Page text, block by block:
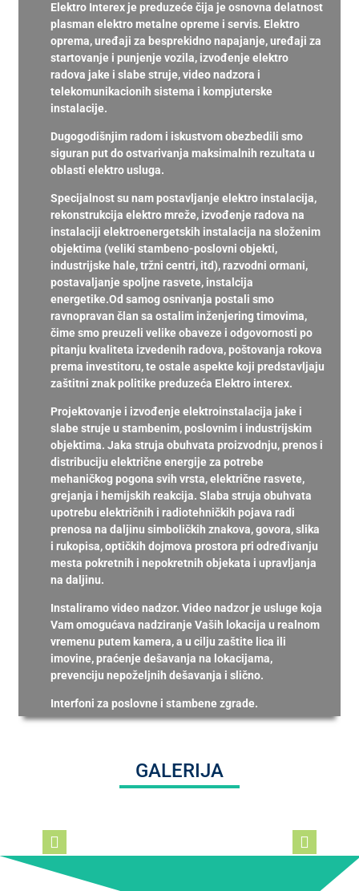
Elektro Interex je preduzeće čija je osnovna delatnost
plasman elektro metalne opreme i servis. Elektro
oprema, uređaji za besprekidno napajanje, uređaji za
startovanje i punjenje vozila, izvođenje elektro
radova jake i slabe struje, video nadzora i
telekomunikacionih sistema i kompjuterske
instalacije.
Dugogodišnjim radom i iskustvom obezbedili smo
siguran put do ostvarivanja maksimalnih rezultata u
oblasti elektro usluga.
Specijalnost su nam postavljanje elektro instalacija,
rekonstrukcija elektro mreže, izvođenje radova na
instalaciji elektroenergetskih instalacija na složenim
objektima (veliki stambeno-poslovni objekti,
industrijske hale, tržni centri, itd), razvodni ormani,
postavaljanje spoljne rasvete, instalcija
energetike.Od samog osnivanja postali smo
ravnopravan član sa ostalim inženjering timovima,
čime smo preuzeli velike obaveze i odgovornosti po
pitanju kvaliteta izvedenih radova, poštovanja rokova
prema investitoru, te ostale aspekte koji predstavljaju
zaštitni znak politike preduzeća Elektro interex.
Projektovanje i izvođenje elektroinstalacija jake i
slabe struje u stambenim, poslovnim i industrijskim
objektima. Jaka struja obuhvata proizvodnju, prenos i
distribuciju električne energije za potrebe
mehaničkog pogona svih vrsta, električne rasvete,
grejanja i hemijskih reakcija. Slaba struja obuhvata
upotrebu električnih i radiotehničkih pojava radi
prenosa na daljinu simboličkih znakova, govora, slika
i rukopisa, optičkih dojmova prostora pri određivanju
mesta pokretnih i nepokretnih objekata i upravljanja
na daljinu.
Instaliramo video nadzor. Video nadzor je usluge koja
Vam omogućava nadziranje Vaših lokacija u realnom
vremenu putem kamera, a u cilju zaštite lica ili
imovine, praćenje dešavanja na lokacijama,
prevenciju nepoželjnih dešavanja i slično.
Interfoni za poslovne i stambene zgrade.
GALERIJA